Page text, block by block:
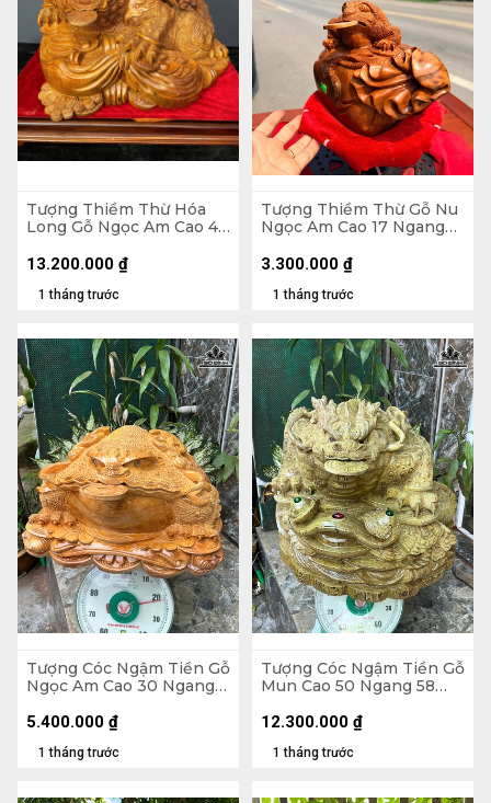
Tượng Thiềm Thừ Hóa
Long Gỗ Ngọc Am Cao 43
1 tháng trước
13.200.000 ₫
Tượng Thiềm Thừ Gỗ Nu
Ngọc Am Cao 17 Ngang
1 tháng trước
3.300.000 ₫
Tượng Cóc Ngậm Tiền Gỗ
Ngọc Am Cao 30 Ngang
1 tháng trước
5.400.000 ₫
Tượng Cóc Ngậm Tiền Gỗ
Mun Cao 50 Ngang 58
1 tháng trước
12.300.000 ₫